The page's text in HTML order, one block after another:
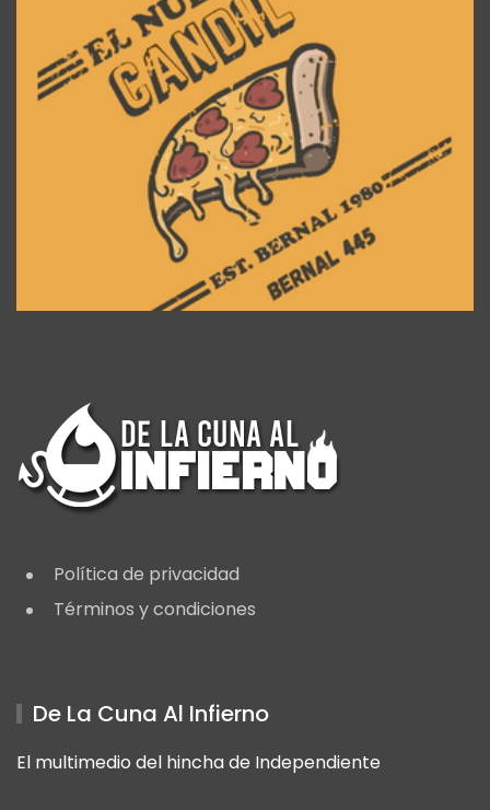
Política de privacidad
Términos y condiciones
De La Cuna Al Infierno
El multimedio del hincha de Independiente